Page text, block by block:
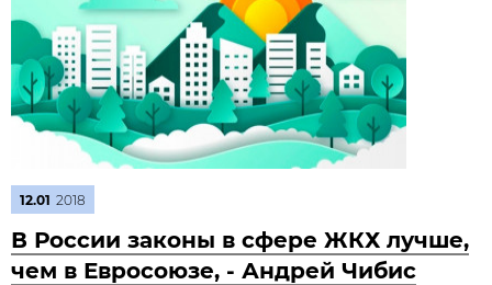
12.01 2018
В России законы в сфере ЖКХ лучше,
чем в Евросоюзе, - Андрей Чибис